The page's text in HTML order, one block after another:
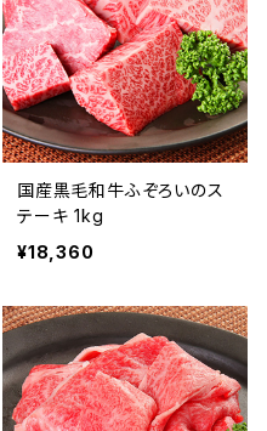
国産黒毛和牛ふぞろいのス
テーキ 1kg
¥18,360